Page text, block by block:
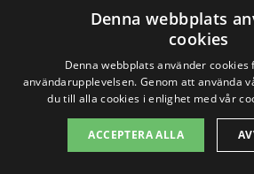
Asarum
Olofström
Hässleholm
Lyckeby
Denna webbplats
cookies
Denna webbplats använder
användarupplevelsen. Genom att använda
du till alla cookies i enlighet med vår
ACCEPTERA ALLA